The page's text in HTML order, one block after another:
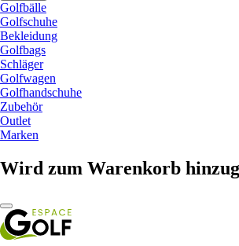
Golfbälle
Golfschuhe
Bekleidung
Golfbags
Schläger
Golfwagen
Golfhandschuhe
Zubehör
Outlet
Marken
Wird zum Warenkorb